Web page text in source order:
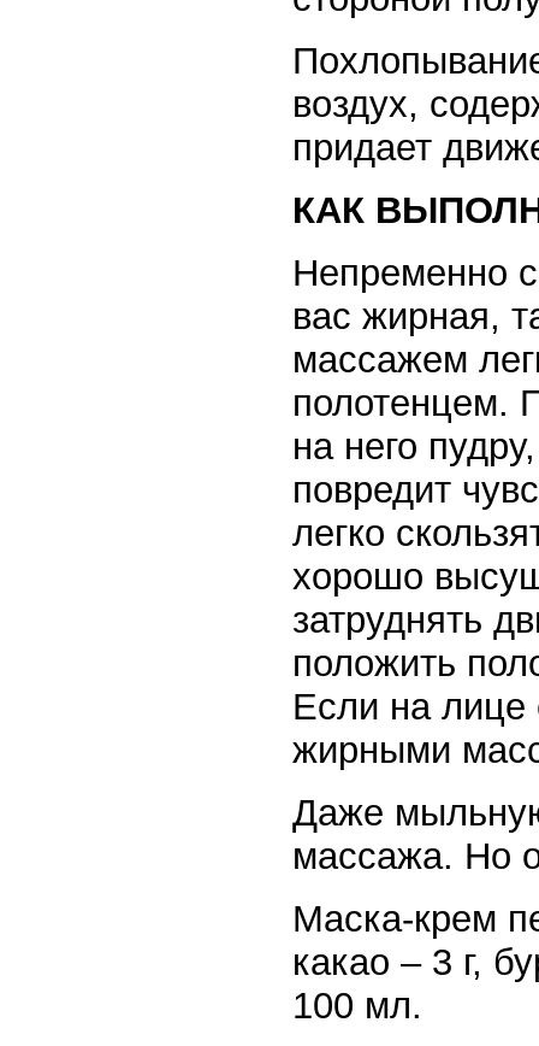
воздух,
придает
КАК
Непременно
вас жирная,
массажем
полотенцем.
на него
повредит
легко
хорошо
затруднять
положить
Если на лице
жирными
Даже
массажа. Но
Маска-крем
какао – 3 г,
100 мл.